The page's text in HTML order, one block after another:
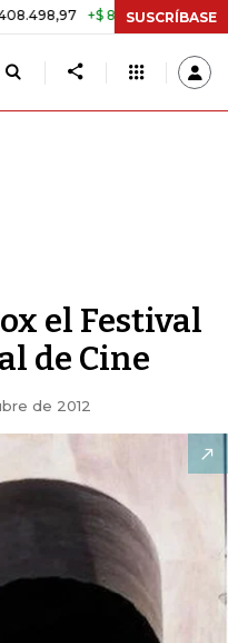
+$ 8.753,81 +2,19% TASA
SUSCRÍBASE
el Festival
de Cine
de 2012